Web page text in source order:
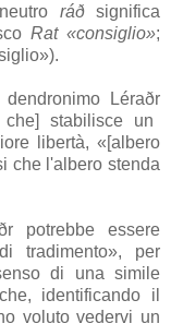
ráðsignifica
Rat «consiglio»;
Léraðr
che] stabilisce un
libertà, «[albero
che l'albero stenda
potrebbe essere
tradimento», per
di una simile
identificando il
voluto vedervi un